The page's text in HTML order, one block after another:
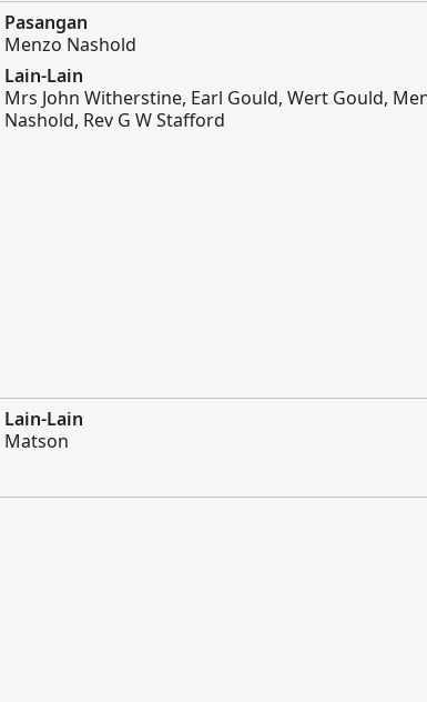
Pasangan
Menzo Nashold
Lain-Lain
Mrs John Witherstine, Earl Gould, Wert Gould,
Nashold, Rev G W Stafford
Lain-Lain
Matson